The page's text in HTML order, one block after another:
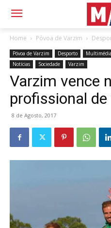
Home Póvoa de Varzim
Póvoa de Varzim Desporto Multimédia
Notícias
Sociedade Varzim
Varzim vence
profissional
8 de Agosto, 2017